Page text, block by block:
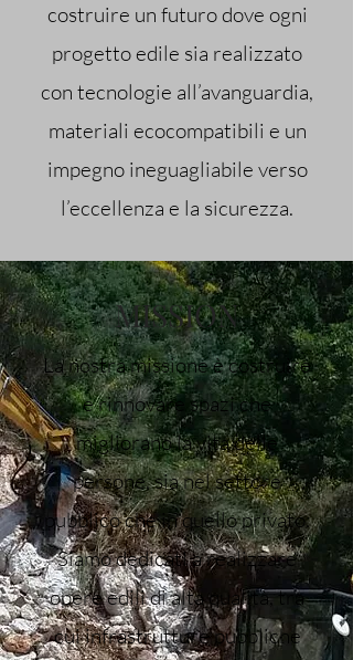
costruire un futuro dove ogni
progetto edile sia realizzato
con tecnologie all’avanguardia,
materiali ecocompatibili e un
impegno ineguagliabile verso
l’eccellenza e la sicurezza.
MISSION
La nostra missione è costruire
e rinnovare spazi che
migliorano la vita delle
persone, sia nel settore
pubblico che in quello privato.
Siamo dedicati a realizzare
opere edili di alta qualità, tra
cui infrastrutture pubbliche